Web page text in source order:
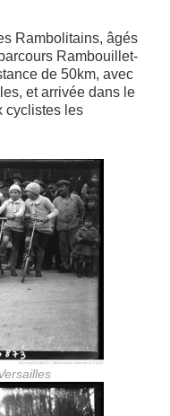
Rambolitains, âgés
Rambouillet-
de 50km, avec
et arrivée dans le
cyclistes les